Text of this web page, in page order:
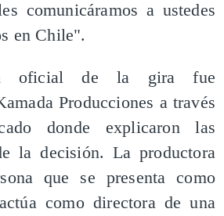
comunicáramos a ustedes
en Chile".
oficial de la gira fue
Producciones a través
donde explicaron las
la decisión. La productora
que se presenta como
como directora de una